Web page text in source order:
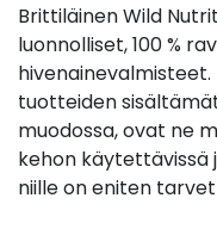
Brittiläinen Wild
luonnolliset, 100 %
tuotteiden
muodossa, ovat ne
kehon käytettävissä
niille on eniten